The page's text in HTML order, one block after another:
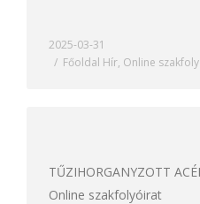
2025-03-31
Főoldal Hír, Online
TŰZIHORGANYZOTT
Online szakfolyóirat